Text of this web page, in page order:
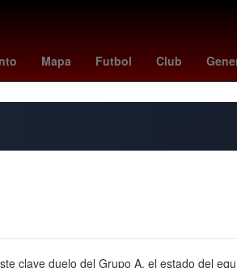
Mapa Futbol Club
Juárez Estado de México scott
clave duelo del Grupo A, el estado del